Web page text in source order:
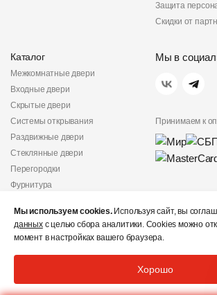
Защита
Скидки от
Каталог
Межкомнатные двери
Входные двери
Скрытые двери
Системы открывания
Раздвижные двери
Стеклянные двери
Перегородки
Фурнитура
Мы в
Принимаем к
Не является
©
Мы используем cookies.Используя сайт, вы
данныхс целью сбора аналитики. Cookies можно
момент в настройках вашего браузера.
Хорошо